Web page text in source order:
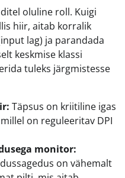
oluline roll. Kuigi
hiir, aitab korralik
lag) ja parandada
keskmise klassi
tuleks järgmistesse
Täpsus on kriitiline igas
on reguleeritav DPI
monitor:
on vähemalt